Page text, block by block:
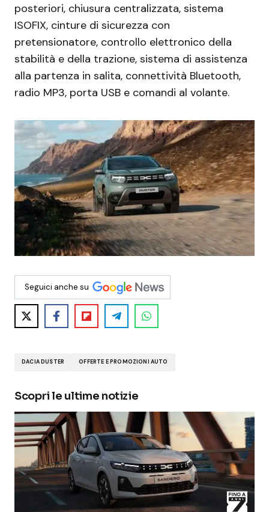
posteriori, chiusura centralizzata, sistema
ISOFIX, cinture di sicurezza con
pretensionatore, controllo elettronico della
stabilità e della trazione, sistema di assistenza
alla partenza in salita, connettività Bluetooth,
radio MP3, porta USB e comandi al volante.
Seguici anche su
DACIA DUSTER OFFERTE E PROMOZIONI AUTO
Scopri le ultime notizie